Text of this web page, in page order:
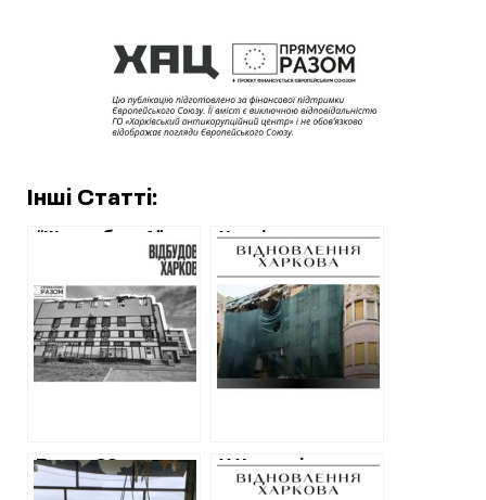
Інші Статті:
“Житлобуд-1”
відремонтує
“Віденський
будинок” зі
значними
переплатами
Харків vs
Запоріжжя: поява
нових фірм на
підрядах із
відбудови
Понад 20
мільйонів на
У Харкові уклали
договори на